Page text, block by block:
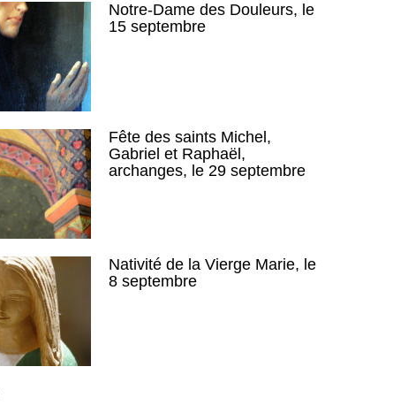
Notre-Dame des Douleurs, le
15 septembre
Fête des saints Michel,
Gabriel et Raphaël,
archanges, le 29 septembre
Nativité de la Vierge Marie, le
8 septembre